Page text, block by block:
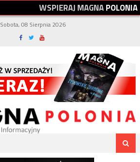
WSPIERAJMAGNAPOLONIA
Sobota, 08 Sierpnia 2026